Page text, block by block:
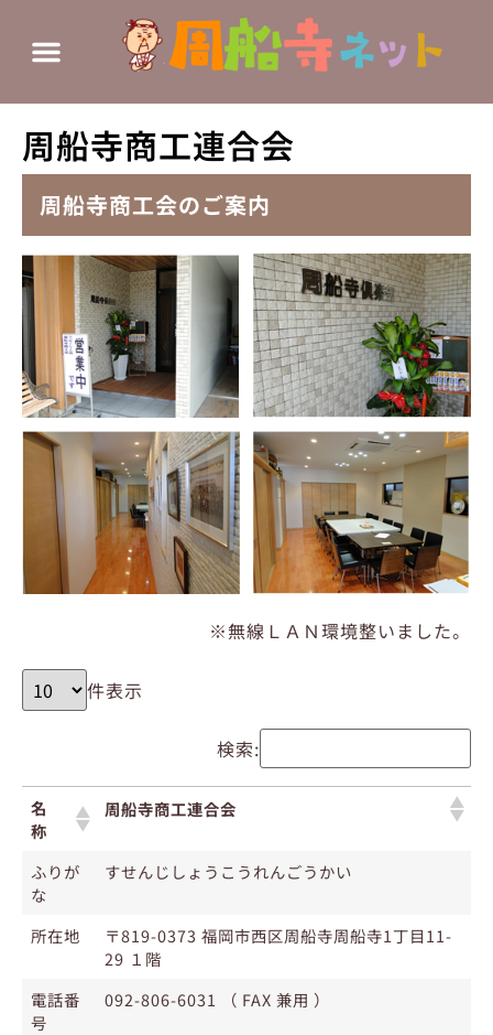
周船寺商工連合会
周船寺商工会のご案内
※無線ＬＡＮ環境整いました。
件表示
検索:
名
称
周船寺商工連合会
ふりが
な
すせんじしょうこうれんごうかい
所在地
〒819-0373 福岡市西区周船寺周船寺1丁目11-
29 １階
電話番
号
092-806-6031 （ FAX 兼用 ）